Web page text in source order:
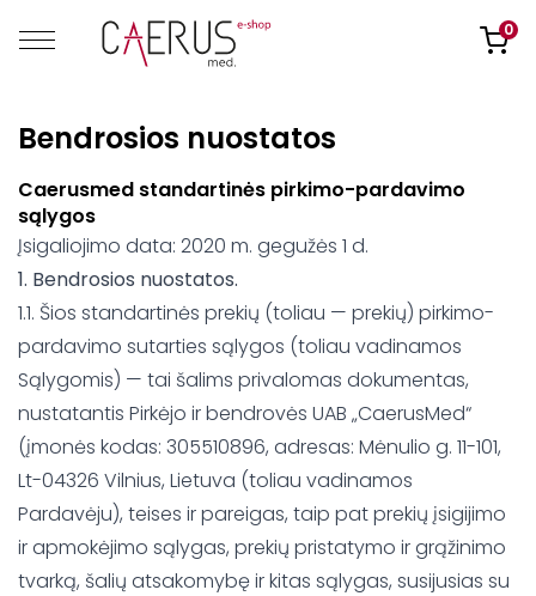
0
Bendrosios nuostatos
Caerusmed standartinės pirkimo-pardavimo
sąlygos
Įsigaliojimo data: 2020 m. gegužės 1 d.
1. Bendrosios nuostatos.
1.1. Šios standartinės prekių (toliau — prekių) pirkimo-
pardavimo sutarties sąlygos (toliau vadinamos
Sąlygomis) — tai šalims privalomas dokumentas,
nustatantis Pirkėjo ir bendrovės UAB „CaerusMed“
(įmonės kodas: 305510896, adresas: Mėnulio g. 11-101,
Lt-04326 Vilnius, Lietuva (toliau vadinamos
Pardavėju), teises ir pareigas, taip pat prekių įsigijimo
ir apmokėjimo sąlygas, prekių pristatymo ir grąžinimo
tvarką, šalių atsakomybę ir kitas sąlygas, susijusias su